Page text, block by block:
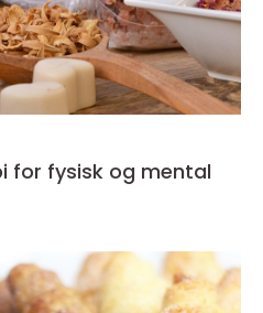
for fysisk og mental